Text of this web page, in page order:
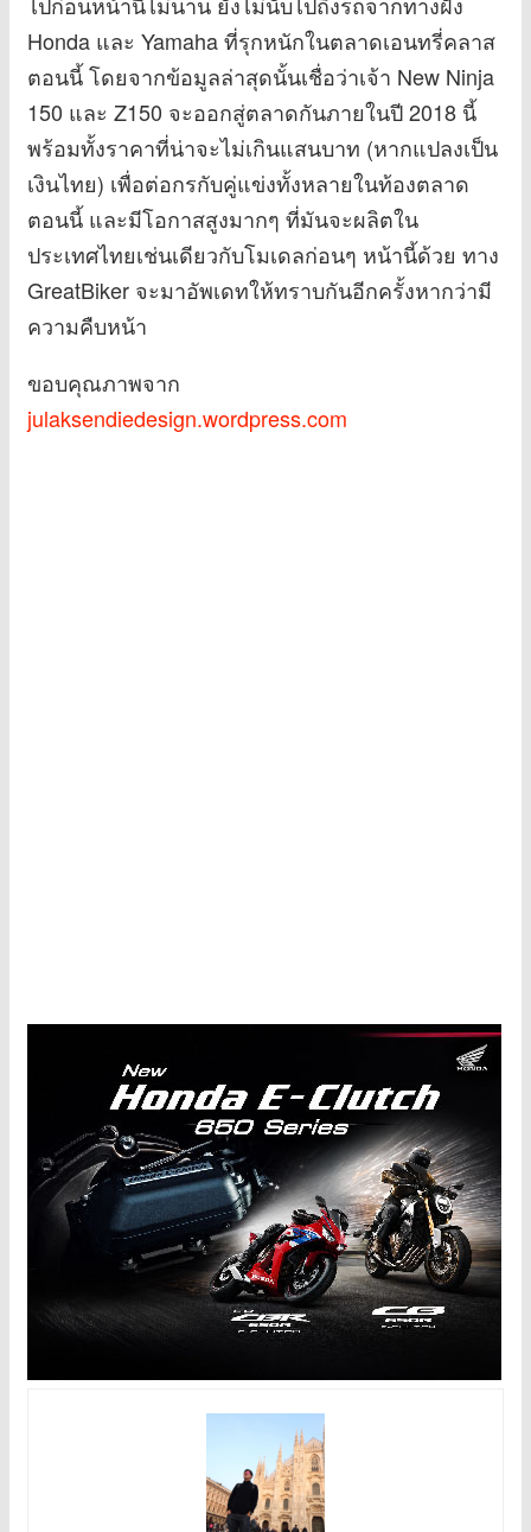
Honda และ Yamaha ที่รุกหนักในตลาดเอนทรี่คลาส
ตอนนี้ โดยจากข้อมูลล่าสุดนั้นเชื่อว่าเจ้า New Ninja
150 และ Z150 จะออกสู่ตลาดกันภายในปี 2018 นี้
พร้อมทั้งราคาที่น่าจะไม่เกินแสนบาท (หากแปลงเป็น
เงินไทย) เพื่อต่อกรกับคู่แข่งทั้งหลายในท้องตลาด
ตอนนี้ และมีโอกาสสูงมากๆ ที่มันจะผลิตใน
ประเทศไทยเช่นเดียวกับโมเดลก่อนๆ หน้านี้ด้วย ทาง
GreatBiker จะมาอัพเดทให้ทราบกันอีกครั้งหากว่ามี
ความคืบหน้า
ขอบคุณภาพจาก
julaksendiedesign.wordpress.com